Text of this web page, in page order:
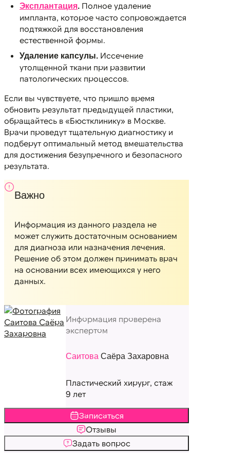
Эксплантация. Полное удаление
импланта, которое часто сопровождается
подтяжкой для восстановления
естественной формы.
Удаление капсулы. Иссечение
утолщенной ткани при развитии
патологических процессов.
Если вы чувствуете, что пришло время
обновить результат предыдущей пластики,
обращайтесь в «Бюстклинику» в Москве.
Врачи проведут тщательную диагностику и
подберут оптимальный метод вмешательства
для достижения безупречного и безопасного
результата.
Важно
Информация из данного раздела не
может служить достаточным основанием
для диагноза или назначения лечения.
Решение об этом должен принимать врач
на основании всех имеющихся у него
данных.
Информация проверена
экспертом
Саитова Саёра Захаровна
Пластический хирург, стаж
9 лет
Записаться
Отзывы
Задать вопрос